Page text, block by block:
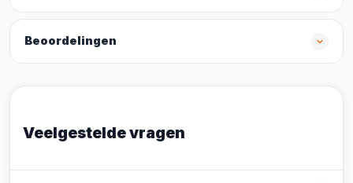
Beoordelingen
Veelgestelde vragen